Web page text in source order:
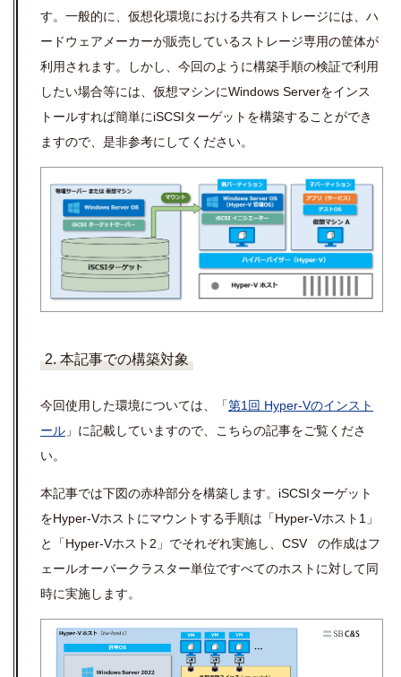
す。一般的に、仮想化環境における共有ストレージには、ハ
ードウェアメーカーが販売しているストレージ専用の筐体が
利用されます。しかし、今回のように構築手順の検証で利用
したい場合等には、仮想マシンにWindows Serverをインス
トールすれば簡単にiSCSIターゲットを構築することができ
ますので、是非参考にしてください。
2. 本記事での構築対象
今回使用した環境については、「第1回 Hyper-Vのインスト
ール 」に記載していますので、こちらの記事をご覧くださ
い。
本記事では下図の赤枠部分を構築します。iSCSIターゲット
をHyper-Vホストにマウントする手順は「Hyper-Vホスト1」
と「Hyper-Vホスト2」でそれぞれ実施し、CSV の作成はフ
ェールオーバークラスター単位ですべてのホストに対して同
時に実施します。